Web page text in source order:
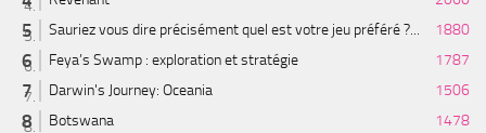
Sauriez vous dire précisément quel est votre jeu préféré ?...
1880
Feya’s Swamp : exploration et stratégie
1787
Darwin's Journey: Oceania
1506
Botswana
1478